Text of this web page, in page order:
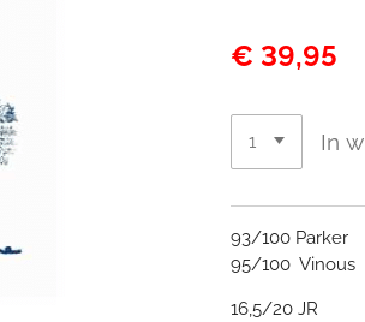
€ 39,95
In
93/100 Parker
95/100 Vinous
16,5/20 JR